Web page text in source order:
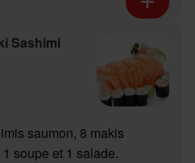
Sashimi
saumon, 8 makis
soupe et 1 salade.